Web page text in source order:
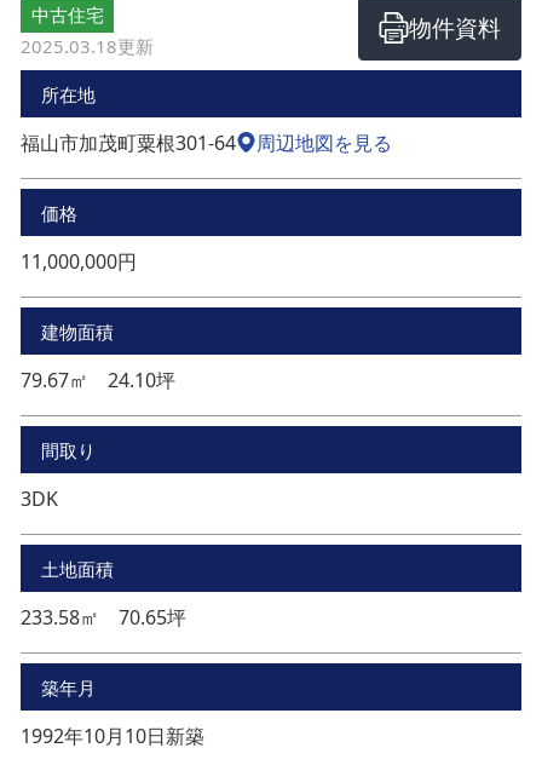
中古住宅
2025.03.18更新
物件資料
所在地
福山市加茂町粟根301-64 周辺地図を見る
価格
11,000,000円
建物面積
79.67㎡ 24.10坪
間取り
3DK
土地面積
233.58㎡ 70.65坪
築年月
1992年10月10日新築